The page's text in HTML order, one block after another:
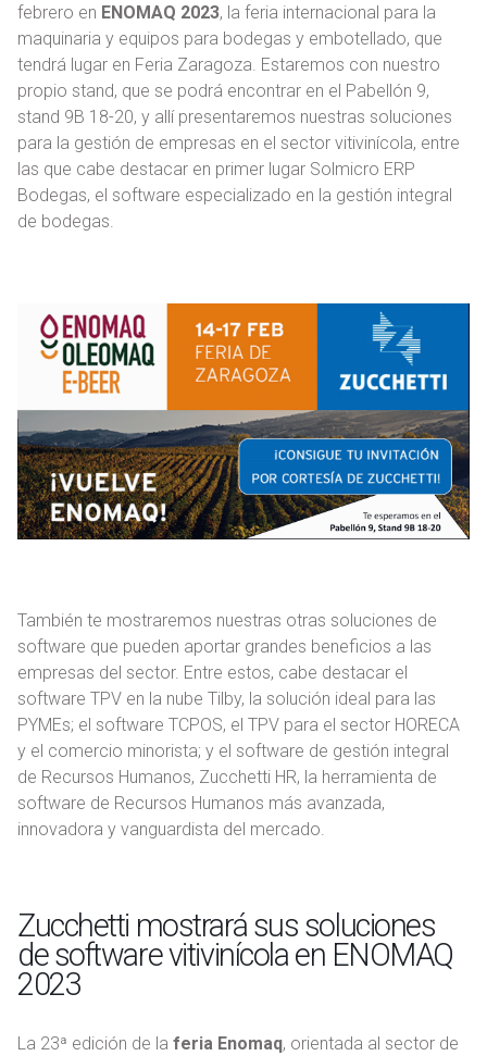
febrero en ENOMAQ 2023, la feria internacional para la
maquinaria y equipos para bodegas y embotellado, que
tendrá lugar en Feria Zaragoza. Estaremos con nuestro
propio stand, que se podrá encontrar en el Pabellón 9,
stand 9B 18-20, y allí presentaremos nuestras soluciones
para la gestión de empresas en el sector vitivinícola, entre
las que cabe destacar en primer lugar Solmicro ERP
Bodegas, el software especializado en la gestión integral
de bodegas.
También te mostraremos nuestras otras soluciones de
software que pueden aportar grandes beneficios a las
empresas del sector. Entre estos, cabe destacar el
software TPV en la nube Tilby, la solución ideal para las
PYMEs; el software TCPOS, el TPV para el sector HORECA
y el comercio minorista; y el software de gestión integral
de Recursos Humanos, Zucchetti HR, la herramienta de
software de Recursos Humanos más avanzada,
innovadora y vanguardista del mercado.
Zucchetti mostrará sus soluciones
de software vitivinícola en ENOMAQ
2023
La 23ª edición de la feria Enomaq, orientada al sector de